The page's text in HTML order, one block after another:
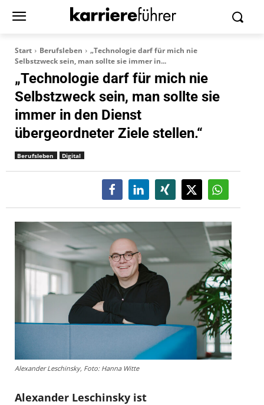
Start Berufsleben
„Technologie darf für mich nie
Selbstzweck sein, man sollte sie immer in...
„Technologie darf für mich nie
Selbstzweck sein, man sollte sie
immer in den Dienst
übergeordneter Ziele stellen.“
Berufsleben Digital
Alexander Leschinsky, Foto: Hanna Witte
Alexander Leschinsky ist